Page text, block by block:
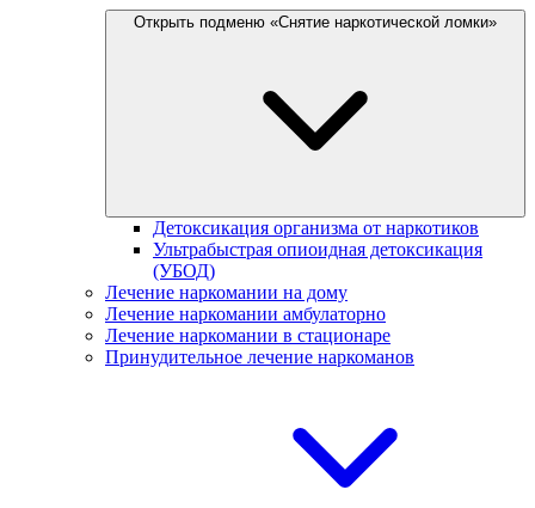
Открыть подменю «Снятие наркотической ломки»
Детоксикация организма от наркотиков
Ультрабыстрая опиоидная детоксикация
(УБОД)
Лечение наркомании на дому
Лечение наркомании амбулаторно
Лечение наркомании в стационаре
Принудительное лечение наркоманов